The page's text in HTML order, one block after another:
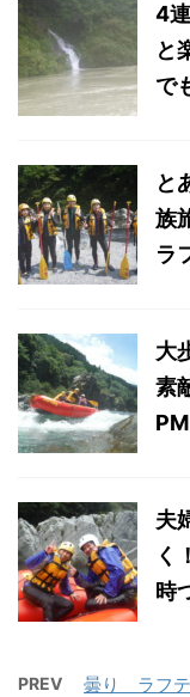
4
と
で
と
族
ラ
大
素
PM
夫
く
時
PREV
曇り ラフ